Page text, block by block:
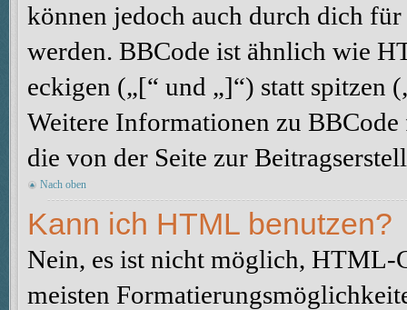
können jedoch auch durch dich
werden. BBCode ist ähnlich wie
eckigen („[“ und „]“) statt spitzen
Weitere Informationen zu
die von der Seite zur
Nach oben
Kann ich HTML benutzen?
Nein, es ist nicht möglich, HTML-
meisten